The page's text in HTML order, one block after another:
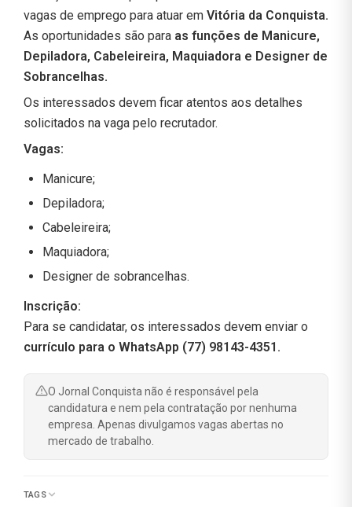
vagas de emprego para atuar em Vitória da Conquista.
As oportunidades são para as funções de Manicure,
Depiladora, Cabeleireira, Maquiadora e Designer de
Sobrancelhas.
Os interessados devem ficar atentos aos detalhes
solicitados na vaga pelo recrutador.
Vagas:
Manicure;
Depiladora;
Cabeleireira;
Maquiadora;
Designer de sobrancelhas.
Inscrição:
Para se candidatar, os interessados devem enviar o
currículo para o WhatsApp (77) 98143-4351.
O Jornal Conquista não é responsável pela
candidatura e nem pela contratação por nenhuma
empresa. Apenas divulgamos vagas abertas no
mercado de trabalho.
TAGS